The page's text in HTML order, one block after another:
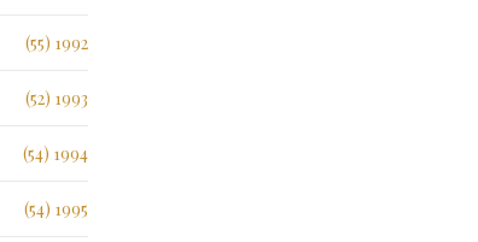
1992 (55)
1993 (52)
1994 (54)
1995 (54)